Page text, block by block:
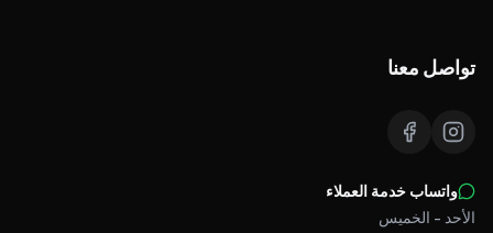
تواصل معنا
واتساب خدمة العملاء
الأحد - الخميس